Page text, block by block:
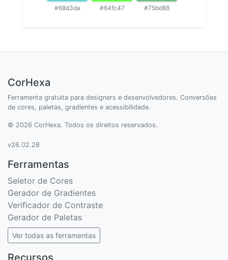
#68d3da #64fc47 #75bd88
CorHexa
Ferramenta gratuita para designers e desenvolvedores. Conversões
de cores, paletas, gradientes e acessibilidade.
© 2026 CorHexa. Todos os direitos reservados.
v26.02.28
Ferramentas
Seletor de Cores
Gerador de Gradientes
Verificador de Contraste
Gerador de Paletas
Ver todas as ferramentas
Recursos